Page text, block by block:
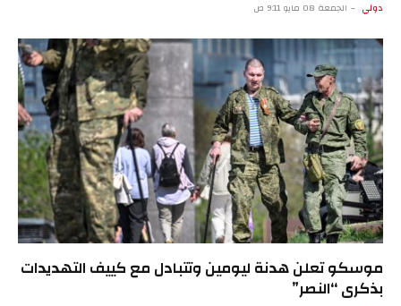
دولي الجمعة 08 مايو 9:11 ص
موسكو تعلن هدنة ليومين وتتبادل مع كييف التهديدات
بذكرى “النصر”